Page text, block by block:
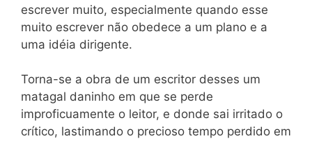
escrever muito, especialmente quando esse
muito escrever não obedece a um plano e a
uma idéia dirigente.
Torna-se a obra de um escritor desses um
matagal daninho em que se perde
improficuamente o leitor, e donde sai irritado o
crítico, lastimando o precioso tempo perdido em